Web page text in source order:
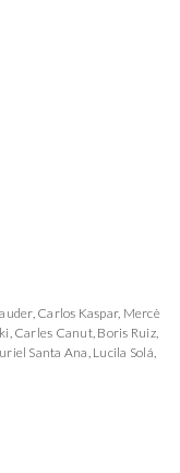
, Carlos Kaspar, Mercè
, Carles Canut, Boris Ruiz,
Santa Ana, Lucila Solá,